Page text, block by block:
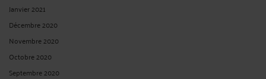
Janvier 2021
Décembre 2020
Novembre 2020
Octobre 2020
Septembre 2020